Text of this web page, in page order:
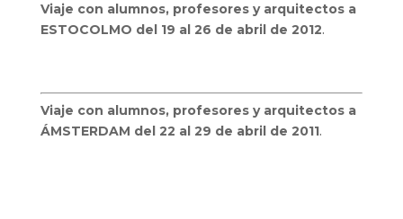
Viaje con alumnos, profesores y arquitectos a
ESTOCOLMO del 19 al 26 de abril de 2012.
Viaje con alumnos, profesores y arquitectos a
ÁMSTERDAM del 22 al 29 de abril de 2011.